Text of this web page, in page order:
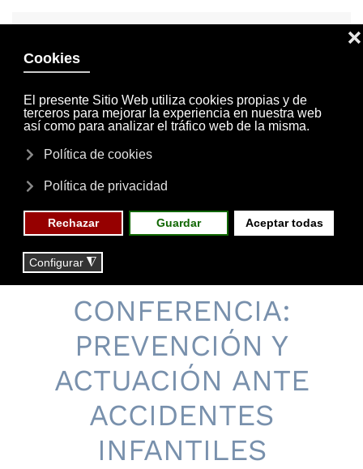
INVITACIONES
MI CUENTA
CONFERENCIA:
PREVENCIÓN Y
ACTUACIÓN ANTE
ACCIDENTES
INFANTILES